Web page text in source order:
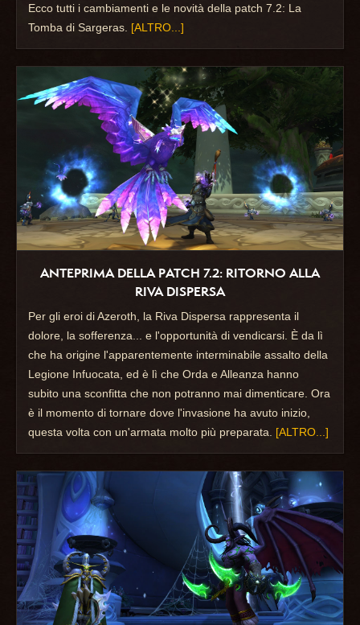
Ecco tutti i cambiamenti e le novità della patch 7.2: La
Tomba di Sargeras. [ALTRO...]
ANTEPRIMA DELLA PATCH 7.2: RITORNO ALLA
RIVA DISPERSA
Per gli eroi di Azeroth, la Riva Dispersa rappresenta il
dolore, la sofferenza... e l'opportunità di vendicarsi. È da lì
che ha origine l'apparentemente interminabile assalto della
Legione Infuocata, ed è lì che Orda e Alleanza hanno
subito una sconfitta che non potranno mai dimenticare. Ora
è il momento di tornare dove l'invasione ha avuto inizio,
questa volta con un'armata molto più preparata. [ALTRO...]